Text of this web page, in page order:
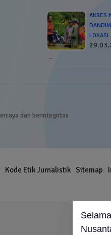
AKSES
LOKASI
…
dan berintegritas
Kode Etik Jurnalistik Sitemap